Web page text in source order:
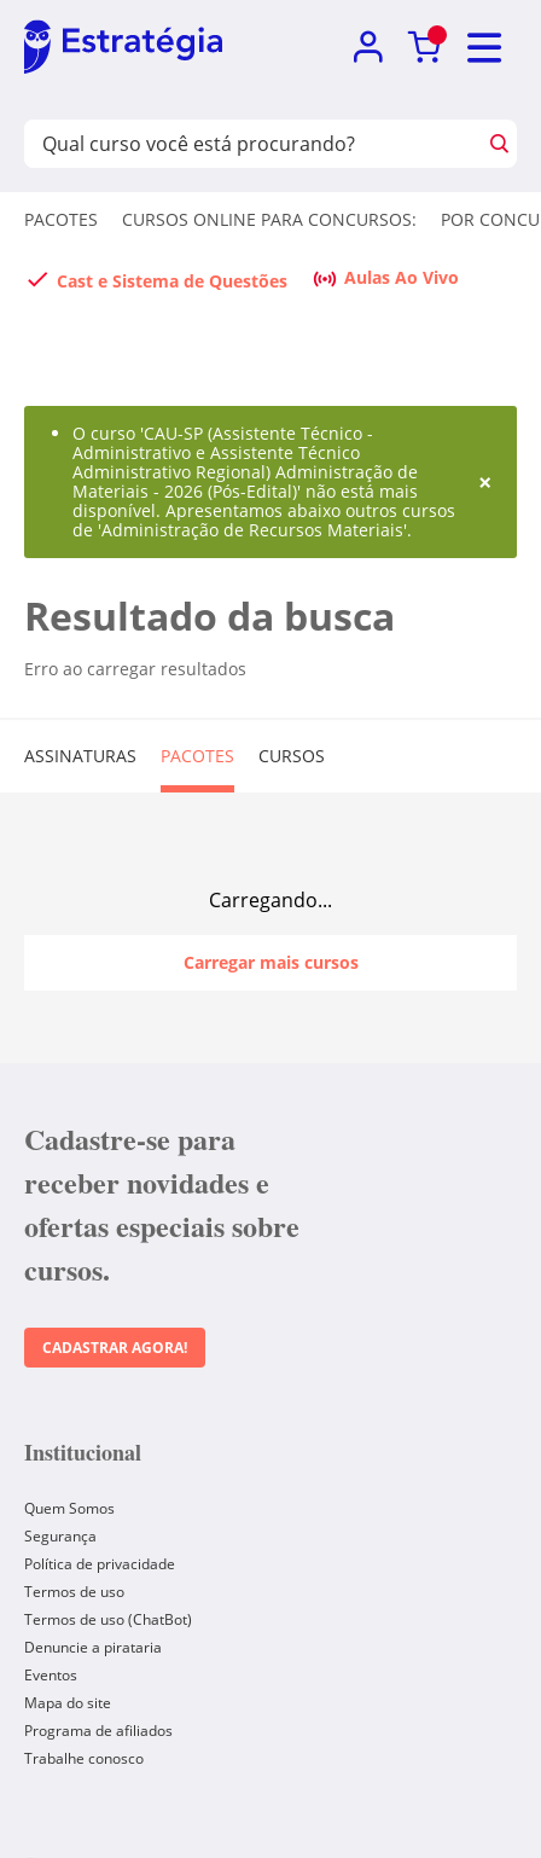
PACOTES CURSOS ONLINE PARA CONCURSOS: POR
Cast e Sistema de Questões Aulas Ao Vivo
O curso 'CAU-SP (Assistente Técnico -
Administrativo e Assistente Técnico
Administrativo Regional) Administração de
Materiais - 2026 (Pós-Edital)' não está mais
disponível. Apresentamos abaixo outros cursos
de 'Administração de Recursos Materiais'.
×
Resultado da busca
Erro ao carregar resultados
ASSINATURAS PACOTES CURSOS
Carregando...
Carregar mais cursos
Cadastre-se para
receber novidades e
ofertas especiais sobre
cursos.
CADASTRAR AGORA!
Institucional
Quem Somos
Segurança
Política de privacidade
Termos de uso
Termos de uso (ChatBot)
Denuncie a pirataria
Eventos
Mapa do site
Programa de afiliados
Trabalhe conosco